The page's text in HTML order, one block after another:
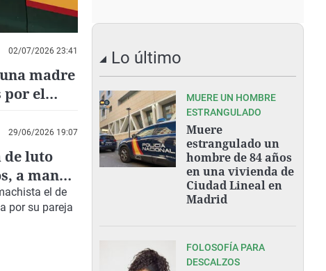
02/07/2026 23:41
madre
por el
29/06/2026 19:07
de luto
a manos
el de
por su pareja
Lo último
MUERE UN HOMBRE
ESTRANGULADO
Muere
estrangulado un
hombre de 84 años
en una vivienda de
Ciudad Lineal en
Madrid
FOLOSOFÍA PARA
DESCALZOS